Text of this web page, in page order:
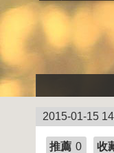
2015-01-15
推薦 0 收